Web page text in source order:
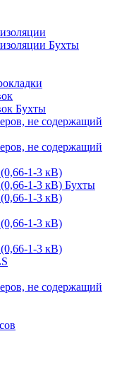
Бухты
Бухты
не содержащий
не содержащий
1-3 кВ)
1-3 кВ) Бухты
1-3 кВ)
1-3 кВ)
1-3 кВ)
не содержащий